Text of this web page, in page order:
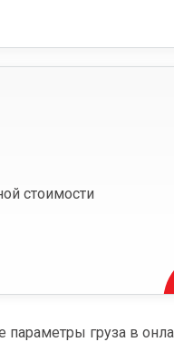
стоимости
груза в